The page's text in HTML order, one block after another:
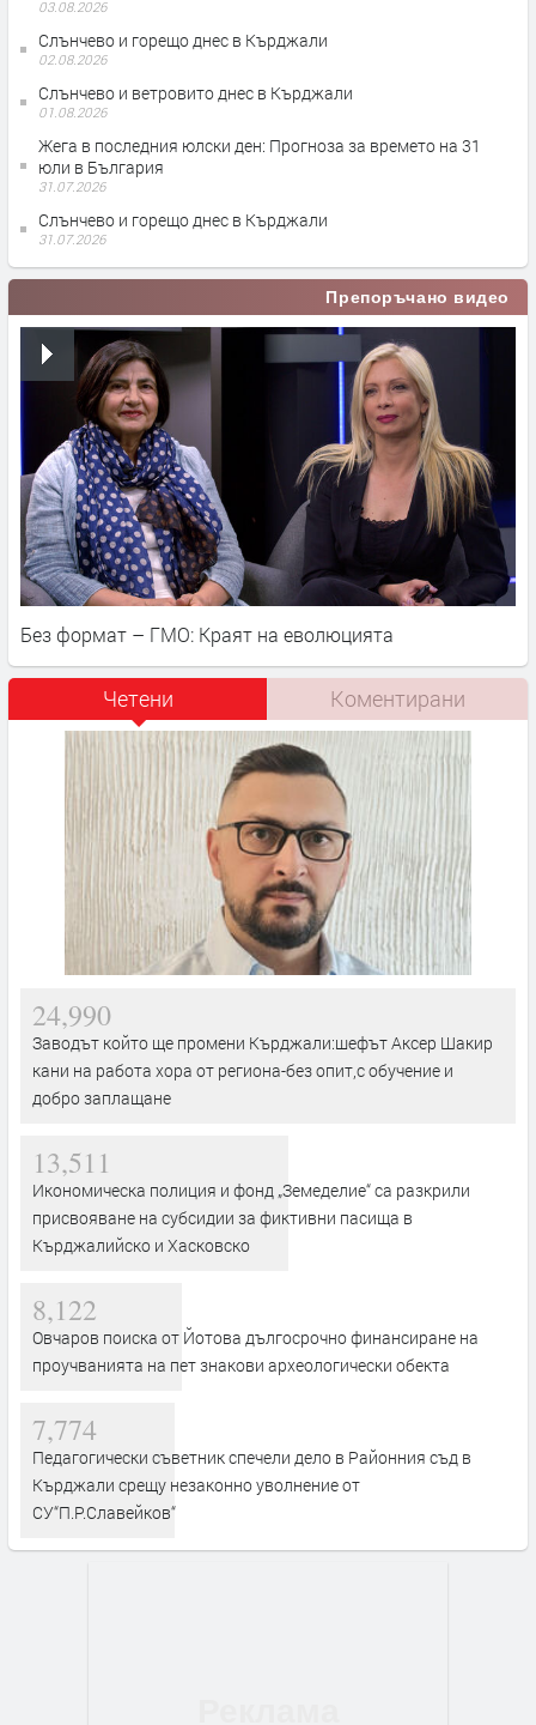
03.08.2026
Слънчево и горещо днес в Кърджали
02.08.2026
Слънчево и ветровито днес в Кърджали
01.08.2026
Жега в последния юлски ден: Прогноза за времето на 31
юли в България
31.07.2026
Слънчево и горещо днес в Кърджали
31.07.2026
Препоръчано видео
Без формат – ГМО: Краят на еволюцията
Четени Коментирани
24,990
Заводът който ще промени Кърджали:шефът Аксер Шакир
кани на работа хора от региона-без опит,с обучение и
добро заплащане
13,511
Икономическа полиция и фонд „Земеделие“ са разкрили
присвояване на субсидии за фиктивни пасища в
Кърджалийско и Хасковско
8,122
Овчаров поиска от Йотова дългосрочно финансиране на
проучванията на пет знакови археологически обекта
7,774
Педагогически съветник спечели дело в Районния съд в
Кърджали срещу незаконно уволнение от
СУ“П.Р.Славейков“